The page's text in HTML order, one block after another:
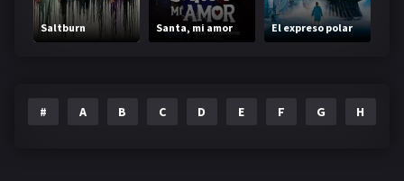
Saltburn Santa, mi amor El expreso polar
# A B C D E F G H